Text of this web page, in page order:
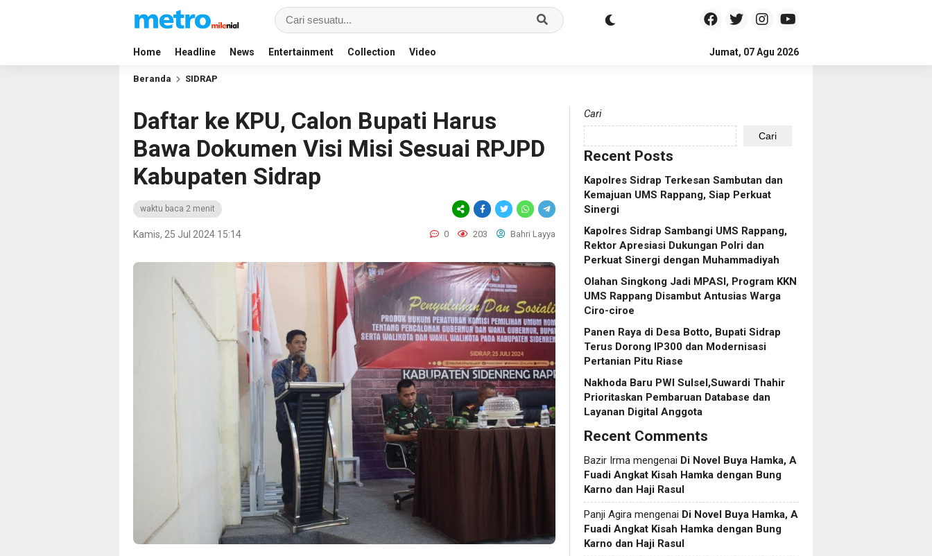
Home Headline News Entertainment Collection Video Jumat, 07 Agu 2026
Beranda SIDRAP
Daftar ke KPU, Calon Bupati Harus
Bawa Dokumen Visi Misi Sesuai RPJPD
Kabupaten Sidrap
waktu baca 2 menit
Kamis, 25 Jul 2024 15:14 0 203 Bahri Layya
Cari
Cari
Recent Posts
Kapolres Sidrap Terkesan Sambutan dan
Kemajuan UMS Rappang, Siap Perkuat
Sinergi
Kapolres Sidrap Sambangi UMS Rappang,
Rektor Apresiasi Dukungan Polri dan
Perkuat Sinergi dengan Muhammadiyah
Olahan Singkong Jadi MPASI, Program KKN
UMS Rappang Disambut Antusias Warga
Ciro-ciroe
Panen Raya di Desa Botto, Bupati Sidrap
Terus Dorong IP300 dan Modernisasi
Pertanian Pitu Riase
Nakhoda Baru PWI Sulsel,Suwardi Thahir
Prioritaskan Pembaruan Database dan
Layanan Digital Anggota
Recent Comments
Bazir Irma mengenai Di Novel Buya Hamka, A
Fuadi Angkat Kisah Hamka dengan Bung
Karno dan Haji Rasul
Panji Agira mengenai Di Novel Buya Hamka, A
Fuadi Angkat Kisah Hamka dengan Bung
Karno dan Haji Rasul